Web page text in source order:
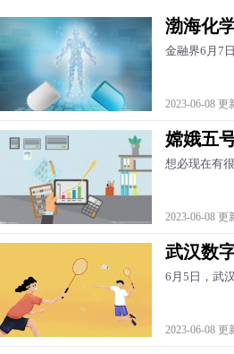
渤海化
金融界6月7
2023-06-08 更
嫦娥五
想必现在有
2023-06-08 更
武汉数
6月5日，武
2023-06-08 更